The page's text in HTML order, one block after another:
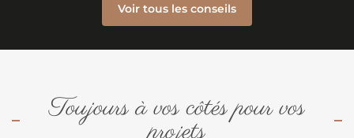
Voir tous les conseils
Toujours à vos côtés pour vos